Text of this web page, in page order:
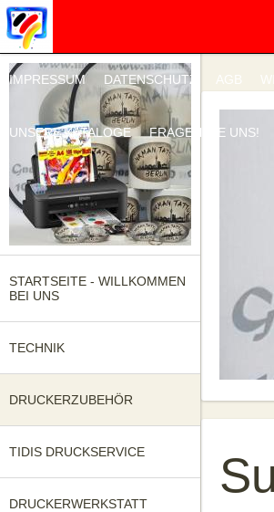
IMPRESSUM DATENSCHUTZ AGB
UNSERE KATALOGE FRAGEN SIE UNS!
STARTSEITE - WILLKOMMEN
BEI UNS
TECHNIK
DRUCKERZUBEHÖR
TIDIS DRUCKSERVICE
DRUCKERWERKSTATT